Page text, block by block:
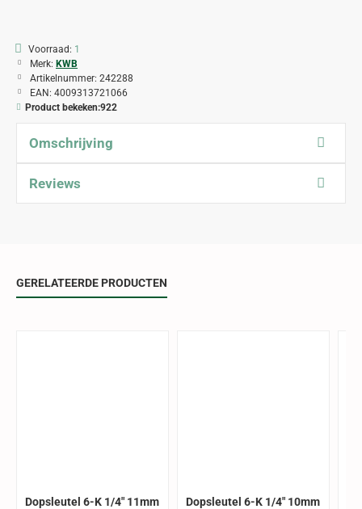
Voorraad: 1
Merk: KWB
Artikelnummer: 242288
EAN: 4009313721066
Product bekeken:922
Omschrijving
Reviews
GERELATEERDE PRODUCTEN
Dopsleutel 6-K 1/4" 11mm Dopsleutel 6-K 1/4" 10mm